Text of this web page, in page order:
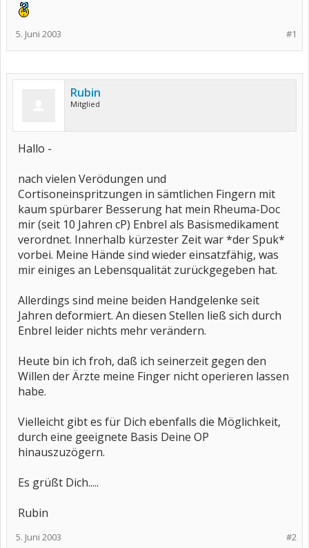
#1
5. Juni 2003
Rubin
Mitglied
Hallo -
nach vielen Verödungen und
Cortisoneinspritzungen in sämtlichen Fingern mit
kaum spürbarer Besserung hat mein Rheuma-Doc
mir (seit 10 Jahren cP) Enbrel als Basismedikament
verordnet. Innerhalb kürzester Zeit war *der Spuk*
vorbei. Meine Hände sind wieder einsatzfähig, was
mir einiges an Lebensqualität zurückgegeben hat.
Allerdings sind meine beiden Handgelenke seit
Jahren deformiert. An diesen Stellen ließ sich durch
Enbrel leider nichts mehr verändern.
Heute bin ich froh, daß ich seinerzeit gegen den
Willen der Ärzte meine Finger nicht operieren lassen
habe.
Vielleicht gibt es für Dich ebenfalls die Möglichkeit,
durch eine geeignete Basis Deine OP
hinauszuzögern.
Es grüßt Dich.....
Rubin
#2
5. Juni 2003